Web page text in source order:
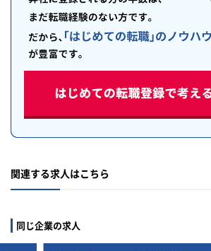
関連する求人はこちら
同じ企業の求人